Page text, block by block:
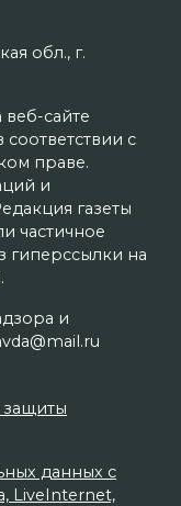
обл., г.
сайте
с
праве.
и
газеты
частичное
гиперссылки на
и
защиты
данных с
LiveInternet,